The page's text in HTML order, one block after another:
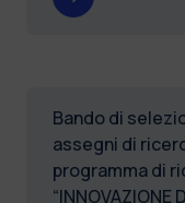
Bando di
assegni di
programma di
“INNOVAZIONE